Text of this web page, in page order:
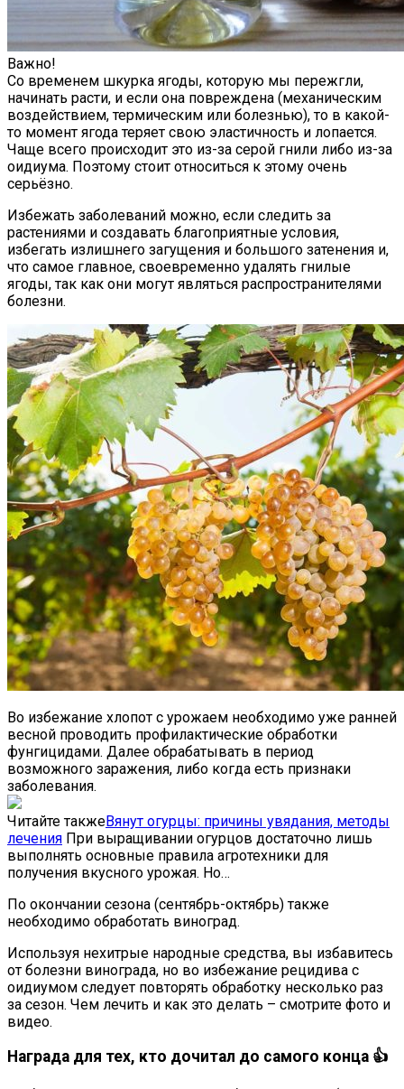
Важно!
Со временем шкурка ягоды, которую мы пережгли,
начинать расти, и если она повреждена (механическим
воздействием, термическим или болезнью), то в какой-
то момент ягода теряет свою эластичность и лопается.
Чаще всего происходит это из-за серой гнили либо из-за
оидиума. Поэтому стоит относиться к этому очень
серьёзно.
Избежать заболеваний можно, если следить за
растениями и создавать благоприятные условия,
избегать излишнего загущения и большого затенения и,
что самое главное, своевременно удалять гнилые
ягоды, так как они могут являться распространителями
болезни.
Во избежание хлопот с урожаем необходимо уже ранней
весной проводить профилактические обработки
фунгицидами. Далее обрабатывать в период
возможного заражения, либо когда есть признаки
заболевания.
Читайте такжеВянут огурцы: причины увядания, методы
лечения При выращивании огурцов достаточно лишь
выполнять основные правила агротехники для
получения вкусного урожая. Но…
По окончании сезона (сентябрь-октябрь) также
необходимо обработать виноград.
Используя нехитрые народные средства, вы избавитесь
от болезни винограда, но во избежание рецидива с
оидиумом следует повторять обработку несколько раз
за сезон. Чем лечить и как это делать – смотрите фото и
видео.
Награда для тех, кто дочитал до самого конца 👍